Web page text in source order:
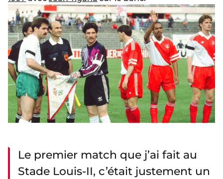
Le premier match que j’ai fait au
Stade Louis-II, c’était justement un